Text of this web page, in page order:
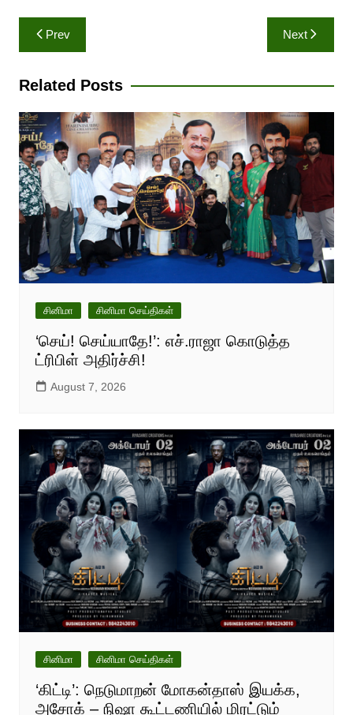
Post
navigation
Prev Next
Related Posts
சினிமா சினிமா செய்திகள்
‘செய்! செய்யாதே!’: எச்.ராஜா கொடுத்த
ட்ரிபிள் அதிர்ச்சி!
August 7, 2026
சினிமா சினிமா செய்திகள்
‘கிட்டி’: நெடுமாறன் மோகன்தாஸ் இயக்க,
அசோக் – நிஷா கூட்டணியில் மிரட்டும்